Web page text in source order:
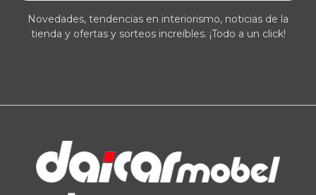
Novedades, tendencias en interiorismo, noticias de la
tienda y ofertas y sorteos increíbles. ¡Todo a un click!